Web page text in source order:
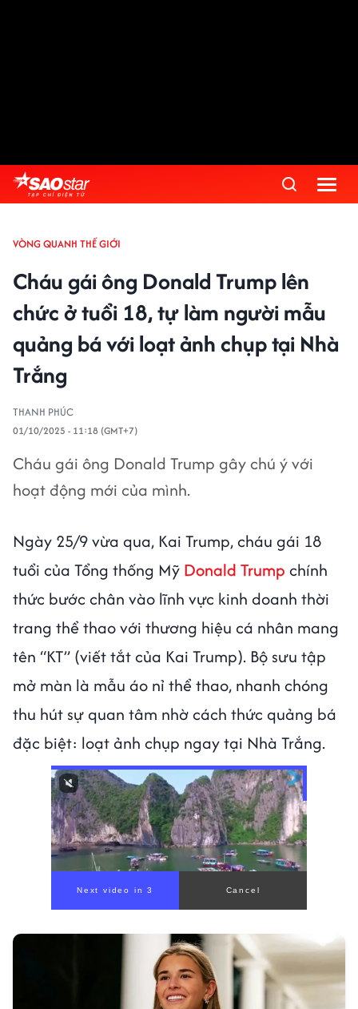
VÒNG QUANH THẾ GIỚI
Cháu gái ông Donald Trump lên
chức ở tuổi 18, tự làm người mẫu
quảng bá với loạt ảnh chụp tại Nhà
Trắng
THANH PHÚC
01/10/2025 - 11:18 (GMT+7)
Cháu gái ông Donald Trump gây chú ý với
hoạt động mới của mình.
Ngày 25/9 vừa qua, Kai Trump, cháu gái 18
tuổi của Tổng thống Mỹ Donald Trump chính
thức bước chân vào lĩnh vực kinh doanh thời
trang thể thao với thương hiệu cá nhân mang
tên “KT” (viết tắt của Kai Trump). Bộ sưu tập
mở màn là mẫu áo nỉ thể thao, nhanh chóng
thu hút sự quan tâm nhờ cách thức quảng bá
đặc biệt: loạt ảnh chụp ngay tại Nhà Trắng.